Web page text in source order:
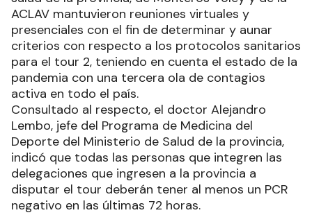
ACLAV mantuvieron reuniones virtuales y
presenciales con el fin de determinar y aunar
criterios con respecto a los protocolos sanitarios
para el tour 2, teniendo en cuenta el estado de la
pandemia con una tercera ola de contagios
activa en todo el país.
Consultado al respecto, el doctor Alejandro
Lembo, jefe del Programa de Medicina del
Deporte del Ministerio de Salud de la provincia,
indicó que todas las personas que integren las
delegaciones que ingresen a la provincia a
disputar el tour deberán tener al menos un PCR
negativo en las últimas 72 horas.